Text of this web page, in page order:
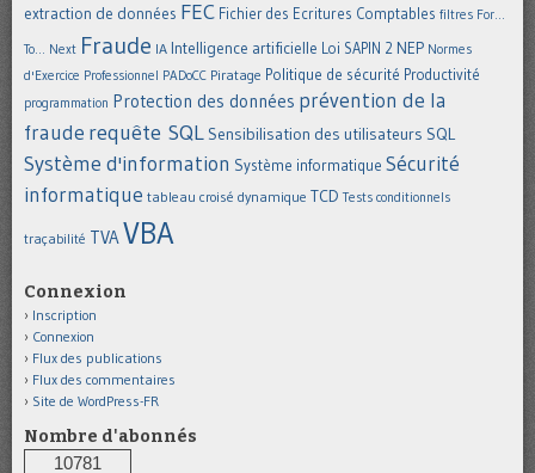
extraction de données FEC Fichier des Ecritures Comptables filtres For...
To... Next Fraude IA Intelligence artificielle Loi SAPIN 2 NEP Normes
d'Exercice Professionnel PADoCC Piratage Politique de sécurité Productivité
programmation Protection des données prévention de la
fraude requête SQL Sensibilisation des utilisateurs SQL
Système d'information Système informatique Sécurité
informatique tableau croisé dynamique TCD Tests conditionnels
traçabilité TVAVBA
Connexion
Inscription
Connexion
Flux des publications
Flux des commentaires
Site de WordPress-FR
Nombre d'abonnés
10781